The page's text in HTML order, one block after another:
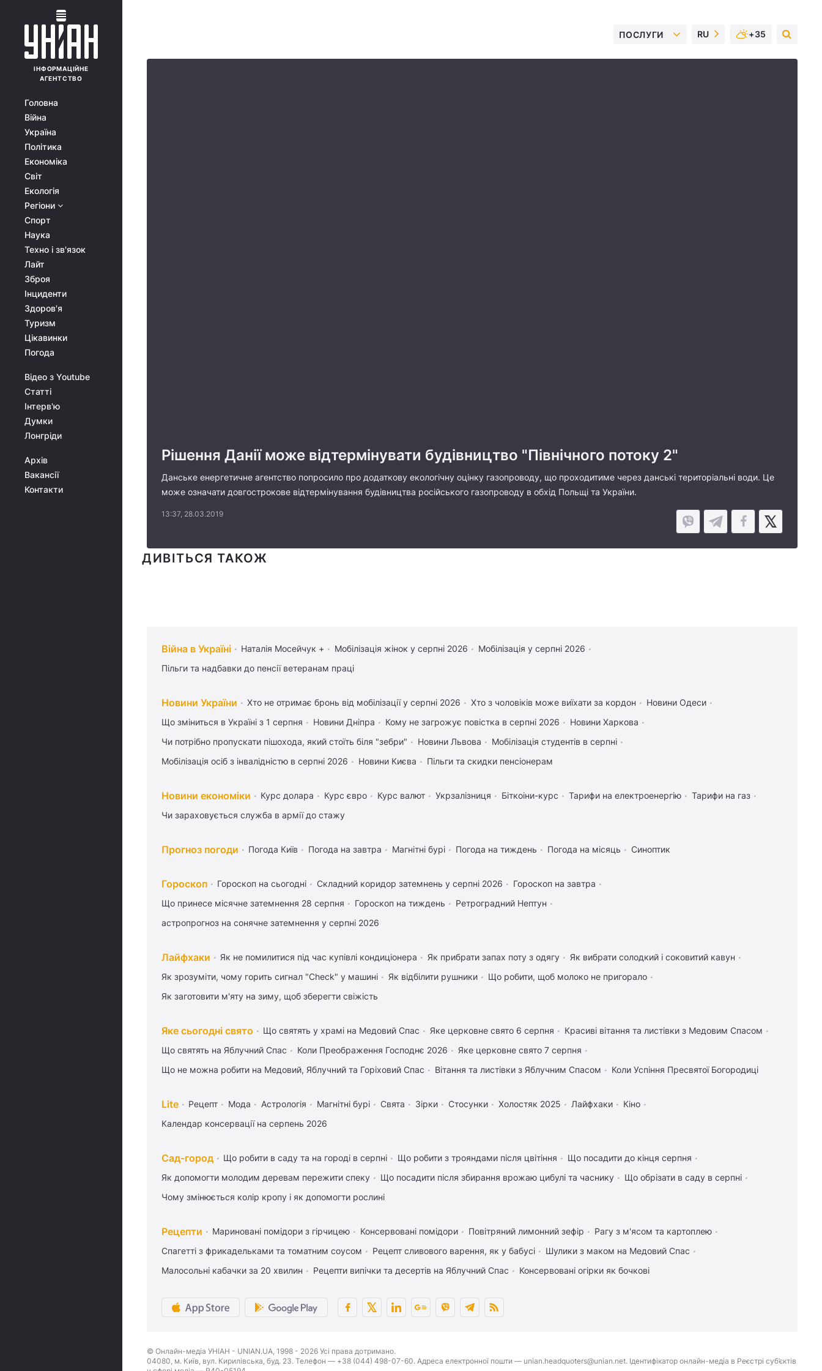
ІНФОРМАЦІЙНЕ
АГЕНТСТВО
Головна
Війна
Україна
Політика
Економіка
Світ
Екологія
Регіони
Спорт
Наука
Техно і зв'язок
Лайт
Зброя
Інциденти
Здоров'я
Туризм
Цікавинки
Погода
Відео з Youtube
Статті
Інтерв'ю
Думки
Лонгріди
Архів
Вакансії
Контакти
ПОСЛУГИ RU +35
Рішення Данії може відтермінувати будівництво "Північного потоку 2"
Данське енергетичне агентство попросило про додаткову екологічну оцінку газопроводу, що проходитиме через данські територіальні води. Це
може означати довгострокове відтермінування будівництва російського газопроводу в обхід Польщі та України.
13:37, 28.03.2019
ДИВІТЬСЯ ТАКОЖ
Війна в Україні Наталія Мосейчук + Мобілізація жінок у серпні 2026
Мобілізація у серпні 2026
Пільги та надбавки до пенсії ветеранам праці
Новини України Хто не отримає бронь від мобілізації у серпні 2026 Хто з чоловіків може виїхати за кордон
Новини Одеси
Що зміниться в Україні з 1 серпня
Новини Дніпра Кому не загрожує повістка в серпні 2026
Новини Харкова
Чи потрібно пропускати пішохода, який стоїть біля "зебри"
Новини Львова
Мобілізація студентів в серпні
Мобілізація осіб з інвалідністю в серпні 2026
Новини Києва Пільги та скидки пенсіонерам
Новини економіки Курс долара Курс євро Курс валют Укрзалізниця Біткоіни-курс Тарифи на електроенергію
Тарифи на газ
Чи зараховується служба в армії до стажу
Прогноз погоди Погода Київ Погода на завтра Магнітні бурі Погода на тиждень Погода на місяць Синоптик
Гороскоп Гороскоп на сьогодні Складний коридор затемнень у серпні 2026
Гороскоп на завтра
Що принесе місячне затемнення 28 серпня
Гороскоп на тиждень
Ретроградний Нептун
астропрогноз на сонячне затемнення у серпні 2026
Лайфхаки Як не помилитися під час купівлі кондиціонера Як прибрати запах поту з одягу
Як вибрати солодкий і соковитий кавун
Як зрозуміти, чому горить сигнал "Check" у машині
Як відбілити рушники
Що робити, щоб молоко не пригорало
Як заготовити м'яту на зиму, щоб зберегти свіжість
Яке сьогодні свято Що святять у храмі на Медовий Спас Яке церковне свято 6 серпня
Красиві вітання та листівки з Медовим Спасом
Що святять на Яблучний Спас
Коли Преображення Господнє 2026
Яке церковне свято 7 серпня
Що не можна робити на Медовий, Яблучний та Горіховий Спас
Вітання та листівки з Яблучним Спасом Коли Успіння Пресвятої Богородиці
Lite Рецепт Мода Астрологія Магнітні бурі Свята Зірки Стосунки Холостяк 2025 Лайфхаки
Кіно
Календар консервації на серпень 2026
Сад-город Що робити в саду та на городі в серпні Що робити з трояндами після цвітіння
Що посадити до кінця серпня
Як допомогти молодим деревам пережити спеку
Що посадити після збирання врожаю цибулі та часнику
Що обрізати в саду в серпні
Чому змінюється колір кропу і як допомогти рослині
Рецепти Мариновані помідори з гірчицею Консервовані помідори Повітряний лимонний зефір
Рагу з м'ясом та картоплею
Спагетті з фрикадельками та томатним соусом
Рецепт сливового варення, як у бабусі
Шулики з маком на Медовий Спас
Малосольні кабачки за 20 хвилин
Рецепти випічки та десертів на Яблучний Спас Консервовані огірки як бочкові
© Онлайн-медіа УНІАН - UNIAN.UA, 1998 - 2026 Усі права дотримано.
04080, м. Київ, вул. Кирилівська, буд. 23. Телефон — +38 (044) 498-07-60. Адреса електронної пошти — unian.headquoters@unian.net. Ідентифікатор онлайн-медіа в Реєстрі суб’єктів